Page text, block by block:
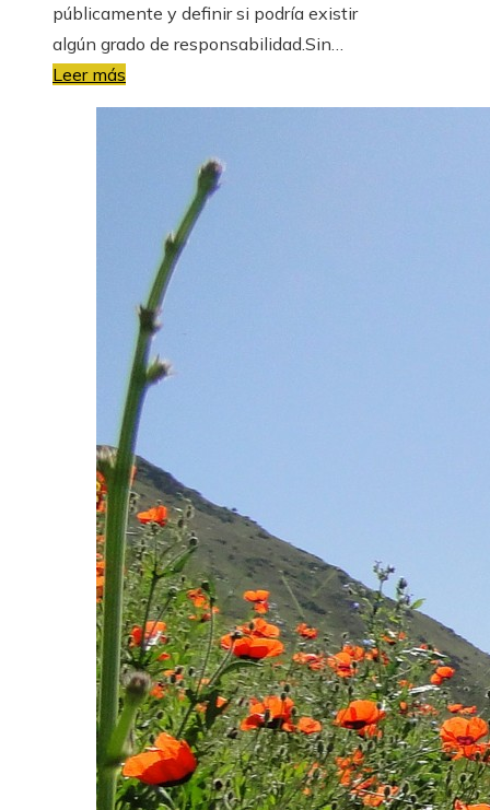
públicamente y definir si podría existir
algún grado de responsabilidad.Sin…
Leer más